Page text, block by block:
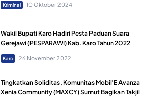
Kriminal 10 Oktober 2024
Wakil Bupati Karo Hadiri Pesta Paduan Suara
Gerejawi (PESPARAWI) Kab. Karo Tahun 2022
Karo 26 November 2022
Tingkatkan Soliditas, Komunitas Mobil’E Avanza
Xenia Community (MAXCY) Sumut Bagikan Takjil